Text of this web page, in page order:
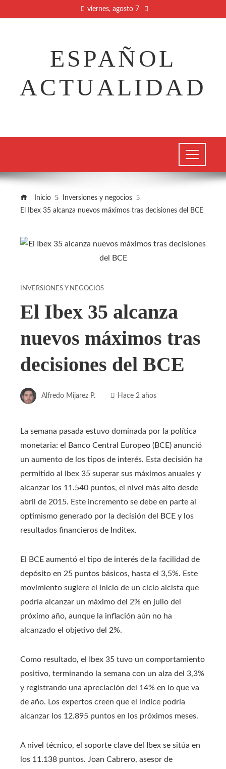
viernes, agosto 7
ESPAÑOL
ACTUALIDAD
Inicio
Inversiones y negocios
El Ibex 35 alcanza nuevos máximos tras decisiones del BCE
INVERSIONES Y NEGOCIOS
El Ibex 35 alcanza
nuevos máximos tras
decisiones del BCE
Alfredo Mijarez P. Hace 2 años
La semana pasada estuvo dominada por la política
monetaria: el Banco Central Europeo (BCE) anunció
un aumento de los tipos de interés. Esta decisión ha
permitido al Ibex 35 superar sus máximos anuales y
alcanzar los 11.540 puntos, el nivel más alto desde
abril de 2015. Este incremento se debe en parte al
optimismo generado por la decisión del BCE y los
resultados financieros de Inditex.
El BCE aumentó el tipo de interés de la facilidad de
depósito en 25 puntos básicos, hasta el 3,5%. Este
movimiento sugiere el inicio de un ciclo alcista que
podría alcanzar un máximo del 2% en julio del
próximo año, aunque la inflación aún no ha
alcanzado el objetivo del 2%.
Como resultado, el Ibex 35 tuvo un comportamiento
positivo, terminando la semana con un alza del 3,3%
y registrando una apreciación del 14% en lo que va
de año. Los expertos creen que el índice podría
alcanzar los 12.895 puntos en los próximos meses.
A nivel técnico, el soporte clave del Ibex se sitúa en
los 11.138 puntos. Joan Cabrero, asesor de